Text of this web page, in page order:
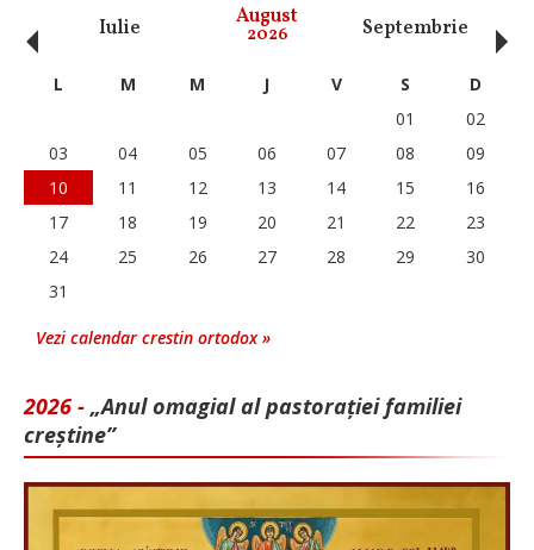
Iulie August
2026 Septembrie
‹ L M M J V S
D
01
02
03
04 05 06 07 08
09
10
11 12 13 14 15
16
17
18 19 20 21 22
23
24
25 26 27 28 29
30
31
Vezi calendar crestin ortodox »
2026 - „Anul omagial al pastorației familiei
creștine”